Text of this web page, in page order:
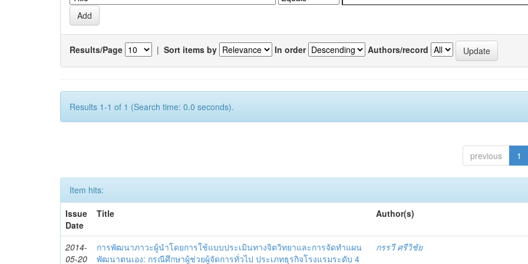
Results/Page | Sort items by In order Authors/record
Results 1-1 of 1 (Search time: 0.0 seconds).
previous 1
Item hits:
Issue
Date
Title Author(s)
2014-
05-20
การพัฒนาภาวะผู้นำโดยการใช้แบบประเมินทางจิตวิทยาและการจัดทำแผน
พัฒนาตนเอง: กรณีศึกษาผู้ช่วยผู้จัดการทั่วไป ประเภทธุรกิจโรงแรมระดับ 4
กรรวี ศรีวิชัย